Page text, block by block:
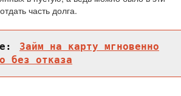
часть долга.
Займ на карту мгновенно
без отказа